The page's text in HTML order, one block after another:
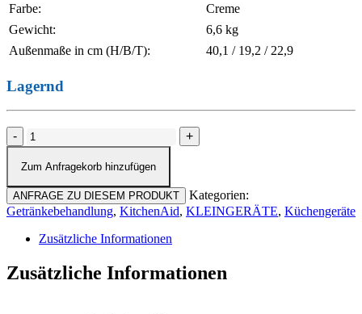
Farbe:
Creme
Gewicht:
6,6 kg
Außenmaße in cm (H/B/T):
40,1 / 19,2 / 22,9
Lagernd
KitchenAid
5KSB4026
K400
Standmixer
Menge
Zum Anfragekorb hinzufügen
ANFRAGE ZU DIESEM PRODUKT
Kategorien:
Getränkebehandlung, KitchenAid, KLEINGERÄTE, Küchengeräte
Zusätzliche Informationen
Zusätzliche Informationen